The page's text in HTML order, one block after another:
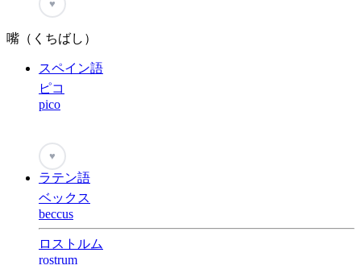
♥
嘴（くちばし）
スペイン語
ピコ
pico
♥
ラテン語
ベックス
beccus
ロストルム
rostrum